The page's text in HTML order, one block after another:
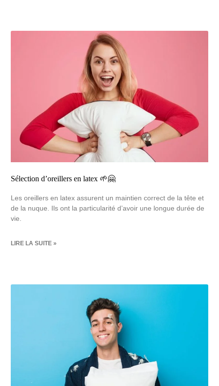
Sélection d’oreillers en latex 🌱🤗
Les oreillers en latex assurent un maintien correct de la tête et
de la nuque. Ils ont la particularité d’avoir une longue durée de
vie.
LIRE LA SUITE »